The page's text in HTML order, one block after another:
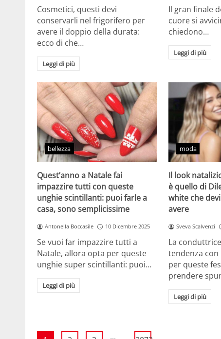
Cosmetici, questi devi
conservarli nel frigorifero per
avere il doppio della durata:
ecco di che…
Leggi di più
Il gran finale
cuore si
chiedono…
Leggi di più
bellezza
Quest’anno a Natale fai
impazzire tutti con queste
unghie scintillanti: puoi farle a
casa, sono semplicissime
Antonella Boccasile 10 Dicembre 2025
Se vuoi far impazzire tutti a
Natale, allora opta per queste
unghie super scintillanti: puoi…
Leggi di più
moda
Il look
è quello di
white che
avere
Sveva Scalvenzi
La
tendenza
per queste
prendere
Leggi di più
...